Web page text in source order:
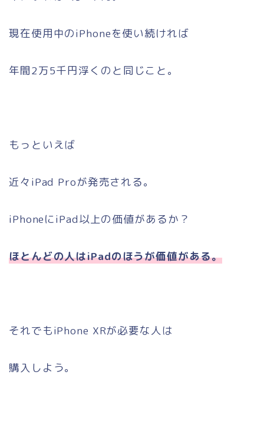
現在使用中のiPhoneを使い続ければ
年間2万5千円浮くのと同じこと。
もっといえば
近々iPad Proが発売される。
iPhoneにiPad以上の価値があるか？
ほとんどの人はiPadのほうが価値がある。
それでもiPhone XRが必要な人は
購入しよう。